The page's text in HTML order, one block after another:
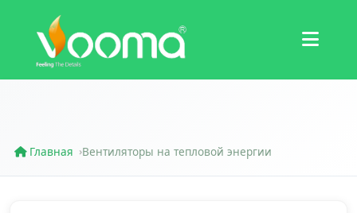
Сертификаты
Кейс
Главная ›Вентиляторы на тепловой энергии